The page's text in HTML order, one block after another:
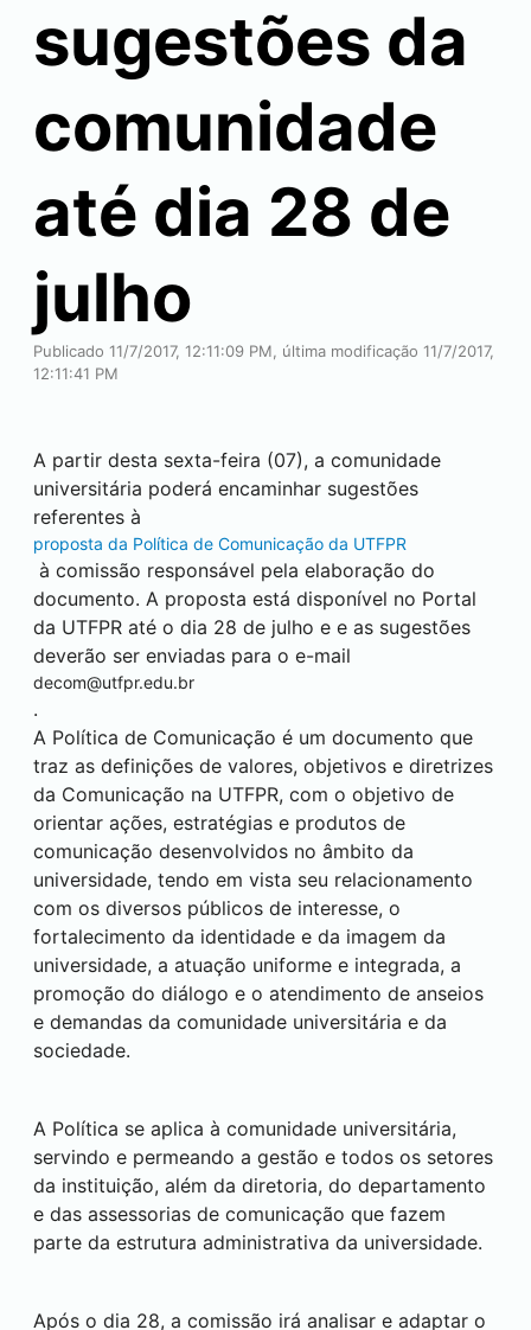
sugestões da
comunidade
até dia 28 de
julho
Publicado 11/7/2017, 12:11:09 PM, última modificação 11/7/2017,
12:11:41 PM
A partir desta sexta-feira (07), a comunidade
universitária poderá encaminhar sugestões
referentes à
proposta da Política de Comunicação da UTFPR
à comissão responsável pela elaboração do
documento. A proposta está disponível no Portal
da UTFPR até o dia 28 de julho e e as sugestões
deverão ser enviadas para o e-mail
decom@utfpr.edu.br
.
A Política de Comunicação é um documento que
traz as definições de valores, objetivos e diretrizes
da Comunicação na UTFPR, com o objetivo de
orientar ações, estratégias e produtos de
comunicação desenvolvidos no âmbito da
universidade, tendo em vista seu relacionamento
com os diversos públicos de interesse, o
fortalecimento da identidade e da imagem da
universidade, a atuação uniforme e integrada, a
promoção do diálogo e o atendimento de anseios
e demandas da comunidade universitária e da
sociedade.
A Política se aplica à comunidade universitária,
servindo e permeando a gestão e todos os setores
da instituição, além da diretoria, do departamento
e das assessorias de comunicação que fazem
parte da estrutura administrativa da universidade.
Após o dia 28, a comissão irá analisar e adaptar o